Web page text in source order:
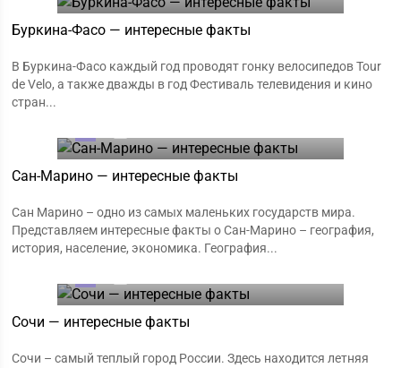
Буркина-Фасо — интересные факты
В Буркина-Фасо каждый год проводят гонку велосипедов Tour
de Velo, а также дважды в год Фестиваль телевидения и кино
стран...
Сан-Марино — интересные факты
Cан Марино – одно из самых маленьких государств мира.
Представляем интересные факты о Сан-Марино – география,
история, население, экономика. География...
Сочи — интересные факты
Сочи – самый теплый город России. Здесь находится летняя